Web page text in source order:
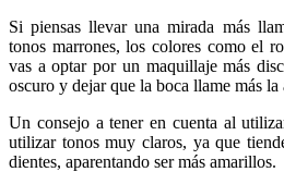
Si piensas llevar una mirada más
tonos marrones, los colores como el
vas a optar por un maquillaje más
oscuro y dejar que la boca llame más la
Un consejo a tener en cuenta al
utilizar tonos muy claros, ya que
dientes, aparentando ser más amarillos.